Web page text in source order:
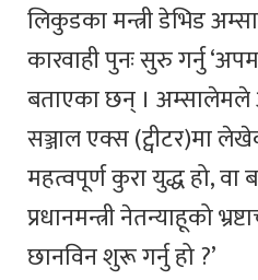
लिकुडका मन्त्री डेभिड
कारवाही पुनः सुरु गर्नु
बताएका छन् ।
सञ्जाल एक्स (ट्वीटर)मा
महत्वपूर्ण कुरा युद्ध हो, वा
प्रधानमन्त्री नेतन्याहूको
छानविन शुरू गर्नु हो ?’